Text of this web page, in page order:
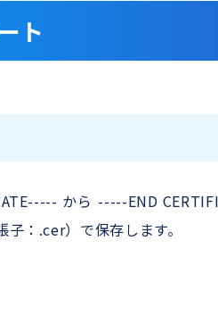
ト
から -----END
：.cer）で保存します。